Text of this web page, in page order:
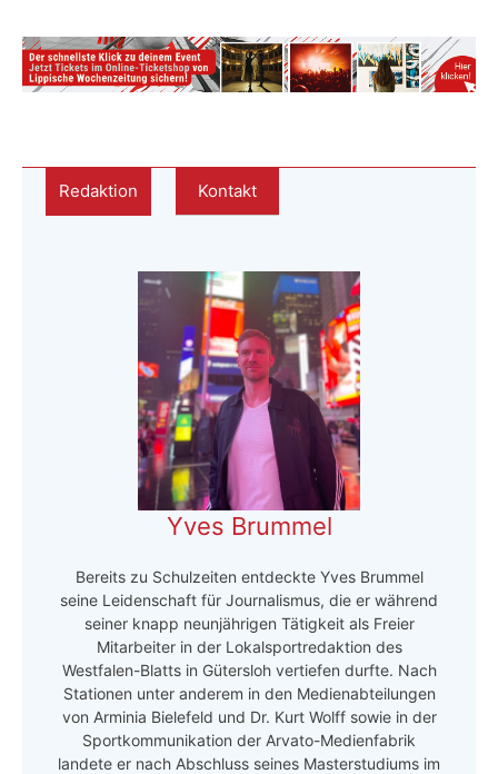
Redaktion Kontakt
Yves Brummel
Bereits zu Schulzeiten entdeckte Yves Brummel
seine Leidenschaft für Journalismus, die er während
seiner knapp neunjährigen Tätigkeit als Freier
Mitarbeiter in der Lokalsportredaktion des
Westfalen-Blatts in Gütersloh vertiefen durfte. Nach
Stationen unter anderem in den Medienabteilungen
von Arminia Bielefeld und Dr. Kurt Wolff sowie in der
Sportkommunikation der Arvato-Medienfabrik
landete er nach Abschluss seines Masterstudiums im